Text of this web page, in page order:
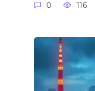
0 116